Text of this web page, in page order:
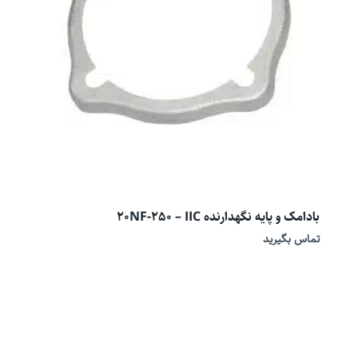
بادامک و پایه نگهدارنده 20NF-250 – IIC
تماس بگیرید